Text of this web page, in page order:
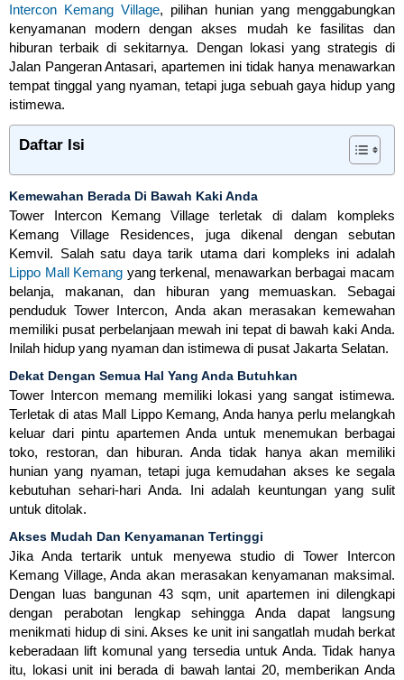
Intercon Kemang Village, pilihan hunian yang menggabungkan
kenyamanan modern dengan akses mudah ke fasilitas dan
hiburan terbaik di sekitarnya. Dengan lokasi yang strategis di
Jalan Pangeran Antasari, apartemen ini tidak hanya menawarkan
tempat tinggal yang nyaman, tetapi juga sebuah gaya hidup yang
istimewa.
Daftar Isi
Kemewahan Berada Di Bawah Kaki Anda
Tower Intercon Kemang Village terletak di dalam kompleks
Kemang Village Residences, juga dikenal dengan sebutan
Kemvil. Salah satu daya tarik utama dari kompleks ini adalah
Lippo Mall Kemang yang terkenal, menawarkan berbagai macam
belanja, makanan, dan hiburan yang memuaskan. Sebagai
penduduk Tower Intercon, Anda akan merasakan kemewahan
memiliki pusat perbelanjaan mewah ini tepat di bawah kaki Anda.
Inilah hidup yang nyaman dan istimewa di pusat Jakarta Selatan.
Dekat Dengan Semua Hal Yang Anda Butuhkan
Tower Intercon memang memiliki lokasi yang sangat istimewa.
Terletak di atas Mall Lippo Kemang, Anda hanya perlu melangkah
keluar dari pintu apartemen Anda untuk menemukan berbagai
toko, restoran, dan hiburan. Anda tidak hanya akan memiliki
hunian yang nyaman, tetapi juga kemudahan akses ke segala
kebutuhan sehari-hari Anda. Ini adalah keuntungan yang sulit
untuk ditolak.
Akses Mudah Dan Kenyamanan Tertinggi
Jika Anda tertarik untuk menyewa studio di Tower Intercon
Kemang Village, Anda akan merasakan kenyamanan maksimal.
Dengan luas bangunan 43 sqm, unit apartemen ini dilengkapi
dengan perabotan lengkap sehingga Anda dapat langsung
menikmati hidup di sini. Akses ke unit ini sangatlah mudah berkat
keberadaan lift komunal yang tersedia untuk Anda. Tidak hanya
itu, lokasi unit ini berada di bawah lantai 20, memberikan Anda